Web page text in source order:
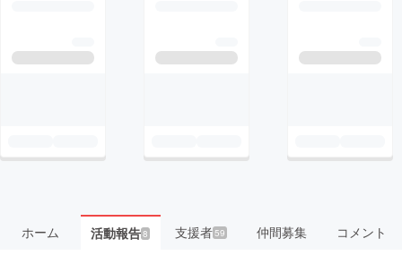
ホーム 活動報告8 支援者59 仲間募集 コメント